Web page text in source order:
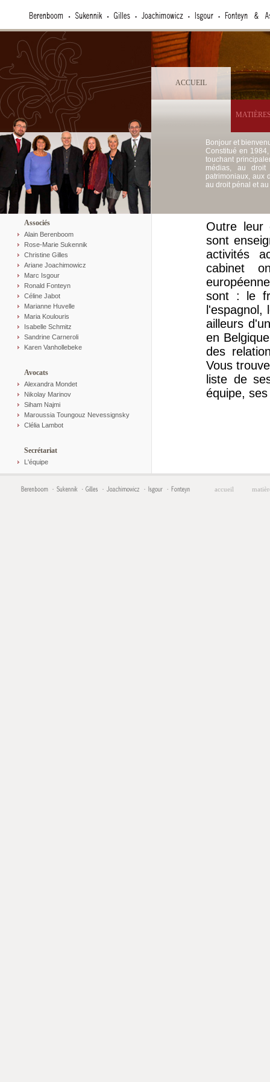
ACCUEIL
Bonjour et
Constitué en
touchant
médias, au droit
patrimoniaux, aux
au droit pénal et
Associés
Alain Berenboom
Rose-Marie Sukennik
Christine Gilles
Ariane Joachimowicz
Marc Isgour
Ronald Fonteyn
Céline Jabot
Marianne Huvelle
Maria Koulouris
Isabelle Schmitz
Sandrine Carneroli
Karen Vanhollebeke
Avocats
Alexandra Mondet
Nikolay Marinov
Siham Najmi
Maroussia Toungouz Nevessignsky
Clélia Lambot
Secrétariat
L'équipe
Outre leur
sont
activités
cabinet
sont : le
ailleurs
en
des
Vous
liste de
équipe,
accueil